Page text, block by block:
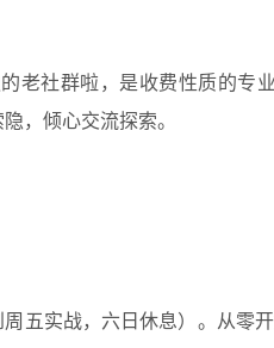
老社群啦，是收费性质的专
，倾心交流探索。
五实战，六日休息）。从零